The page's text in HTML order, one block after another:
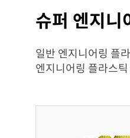
슈퍼 엔지니
일반 엔지니어링 플
엔지니어링 플라스